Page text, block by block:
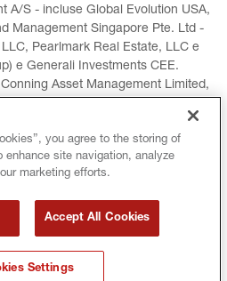
A/S - incluse Global Evolution USA,
Management Singapore Pte. Ltd -
Pearlmark Real Estate, LLC e
e Generali Investments CEE.
Asset Management Limited,
Inc. (collettivamente, "Conning").
SUI COOKIE
SULLA PRIVACY
you agree to the storing of
site navigation, analyze
marketing efforts.
Accept All Cookies
Settings